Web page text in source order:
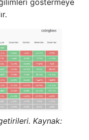
göstermeye
Kaynak: